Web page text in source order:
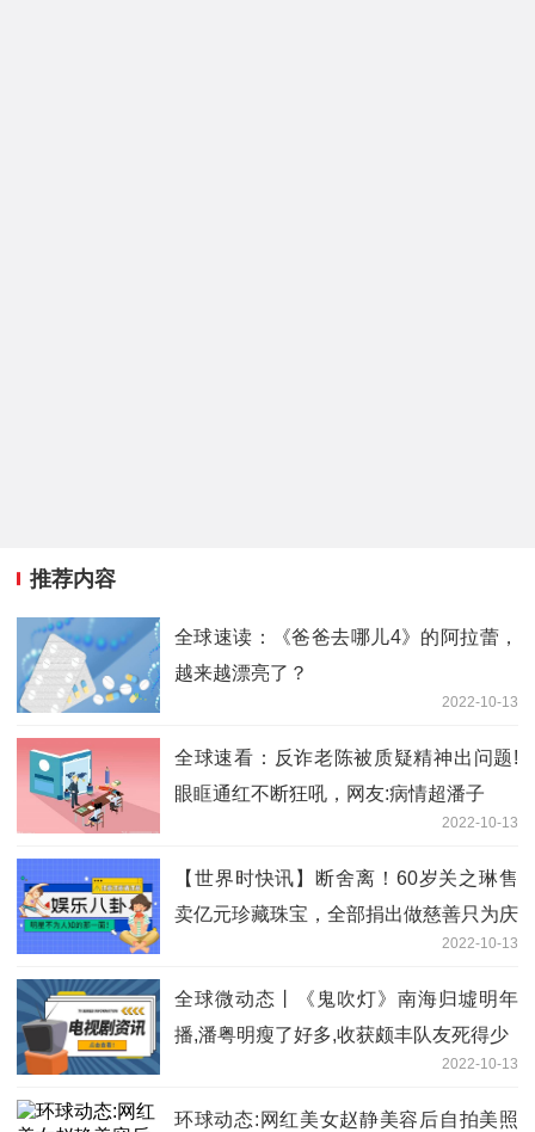
推荐内容
全球速读：《爸爸去哪儿4》的阿拉蕾，
越来越漂亮了？
2022-10-13
全球速看：反诈老陈被质疑精神出问题!
眼眶通红不断狂吼，网友:病情超潘子
2022-10-13
【世界时快讯】断舍离！60岁关之琳售
卖亿元珍藏珠宝，全部捐出做慈善只为庆
2022-10-13
全球微动态丨《鬼吹灯》南海归墟明年
播,潘粤明瘦了好多,收获颇丰队友死得少
2022-10-13
环球动态:网红美女赵静美容后自拍美照